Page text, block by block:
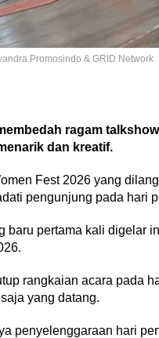
Promosindo & GRID Network
ragam
dan kreatif.
Fest 2026 yang
pengunjung pada hari
baru pertama kali digelar
rangkaian acara pada
yang datang.
penyelenggaraan hari